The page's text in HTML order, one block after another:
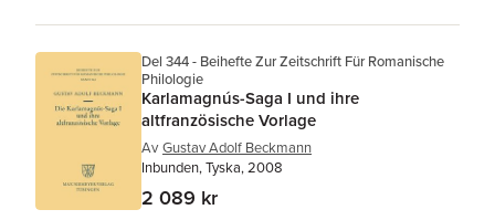
Del 344 - Beihefte Zur Zeitschrift Für Romanische
Philologie
Karlamagnús-Saga I und ihre
altfranzösische Vorlage
Av Gustav Adolf Beckmann
Inbunden, Tyska, 2008
2 089 kr